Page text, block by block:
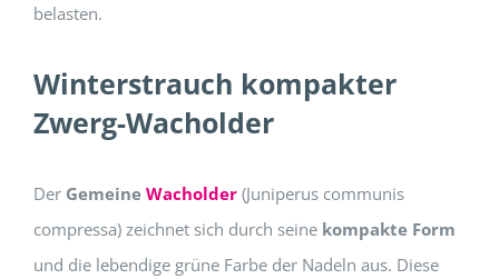
belasten.
Winterstrauch kompakter
Zwerg-Wacholder
Der Gemeine Wacholder(Juniperus communis
compressa) zeichnet sich durch seine kompakte Form
und die lebendige grüne Farbe der Nadeln aus. Diese